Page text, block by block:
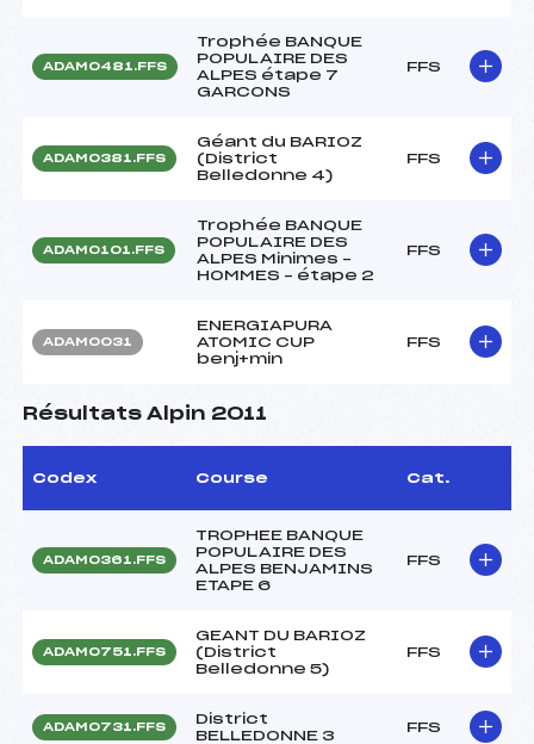
ADAM0481.FFS
Trophée BANQUE
POPULAIRE DES
ALPES étape 7
GARCONS
FFS
ADAM0381.FFS
Géant du BARIOZ
(District
Belledonne 4)
FFS
ADAM0101.FFS
Trophée BANQUE
POPULAIRE DES
ALPES Minimes –
HOMMES – étape 2
FFS
ADAM0031
ENERGIAPURA
ATOMIC CUP
benj+min
FFS
Résultats Alpin 2011
Codex Course Cat.
ADAM0361.FFS
TROPHEE BANQUE
POPULAIRE DES
ALPES BENJAMINS
ETAPE 6
FFS
ADAM0751.FFS
GEANT DU BARIOZ
(District
Belledonne 5)
FFS
ADAM0731.FFS
District
BELLEDONNE 3
FFS